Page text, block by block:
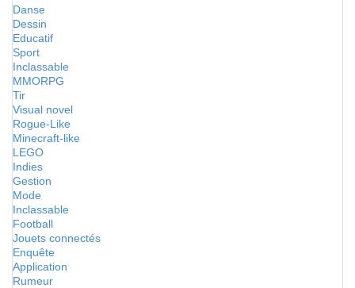
Danse
Dessin
Educatif
Sport
Inclassable
MMORPG
Tir
Visual novel
Rogue-Like
Minecraft-like
LEGO
Indies
Gestion
Mode
Inclassable
Football
Jouets connectés
Enquête
Application
Rumeur